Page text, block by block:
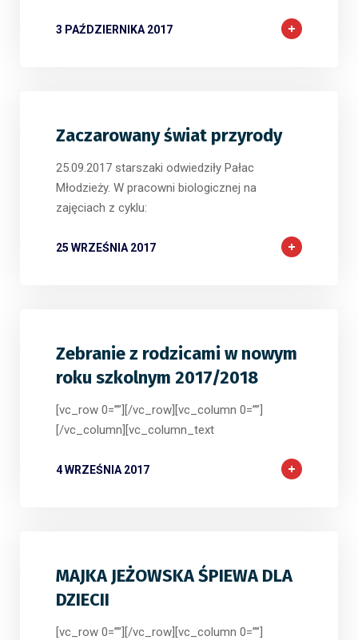
3 PAŹDZIERNIKA 2017
Zaczarowany świat przyrody
25.09.2017 starszaki odwiedziły Pałac
Młodzieży. W pracowni biologicznej na
zajęciach z cyklu:
25 WRZEŚNIA 2017
Zebranie z rodzicami w nowym
roku szkolnym 2017/2018
[vc_row 0=””][/vc_row][vc_column 0=””]
[/vc_column][vc_column_text
4 WRZEŚNIA 2017
MAJKA JEŻOWSKA ŚPIEWA DLA
DZIECII
[vc_row 0=””][/vc_row][vc_column 0=””]